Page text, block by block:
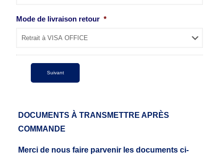
Mode de livraison retour *
DOCUMENTS À TRANSMETTRE APRÈS
COMMANDE
Merci de nous faire parvenir les documents ci-